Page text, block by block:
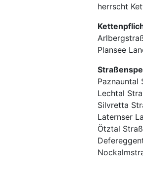
herrscht
Plansee
Paznauntal
Lechtal
Silvretta
Laternser
Ötztal